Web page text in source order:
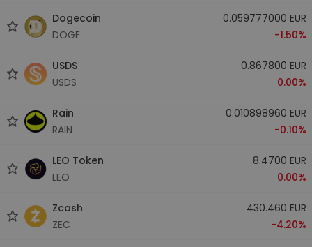
Dogecoin
DOGE
0.059777000 EUR
-1.50%
USDS
USDS
0.867800 EUR
0.00%
Rain
RAIN
0.010898960 EUR
-0.10%
LEO Token
LEO
8.4700 EUR
0.00%
Zcash
ZEC
430.460 EUR
-4.20%